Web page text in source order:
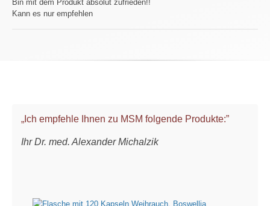
Bin mit dem Produkt absolut zufrieden!!
Kann es nur empfehlen
„Ich empfehle Ihnen zu MSM folgende Produkte:”
Ihr Dr. med. Alexander Michalzik